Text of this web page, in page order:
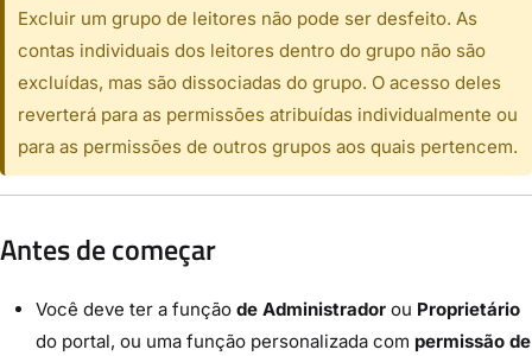
Excluir um grupo de leitores não pode ser desfeito. As
contas individuais dos leitores dentro do grupo não são
excluídas, mas são dissociadas do grupo. O acesso deles
reverterá para as permissões atribuídas individualmente ou
para as permissões de outros grupos aos quais pertencem.
Antes de começar
Você deve ter a função de Administrador ou Proprietário
do portal, ou uma função personalizada com permissão de